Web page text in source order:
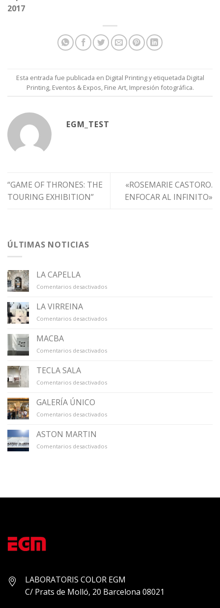
2017
Esta entrada fue publicada en Digital Printingy etiquetada Digital
Printing, Eventos & Expos, Fine Art, Impresión fotográfica.
EGM_TEST
“GAME OF THRONES: THE
TOURING EXHIBITION”
«ROSEMARIE CASTORO.
ENFOCAR AL INFINITO»
ÚLTIMAS NOTICIAS
LA CAPELLA
Comentarios desactivadosen
LA VIRREINA
Comentarios desactivadosen
MACBA
Comentarios desactivadosen
TECLA SALA
Comentarios desactivadosen
GALERÍA ÚNICO
Comentarios desactivadosen
ASTON MARTIN
Comentarios desactivadosen
LABORATORIS COLOR EGM
C/ Prats de Molló, 20 Barcelona 08021